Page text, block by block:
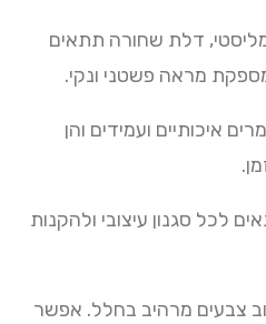
דלת שחורה תתאים
מראה פשטני ונקי.
איכותיים ועמידים והן
לכל סגנון עיצובי ולהקנות
צבעים מרהיב בחלל. אפשר